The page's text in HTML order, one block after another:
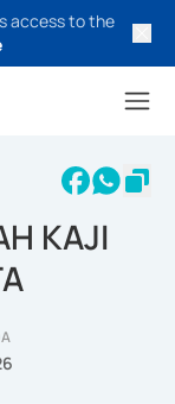
access to the
KAJI